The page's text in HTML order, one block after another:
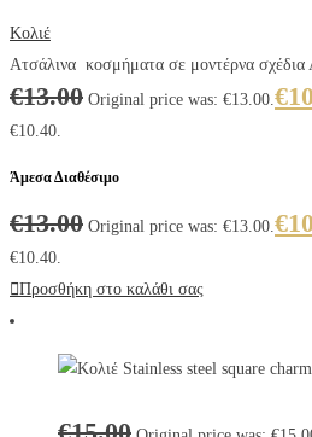
Κολιέ
Ατσάλινα κοσμήματα σε μοντέρνα σχέδια
€13.00 Original price was: €13.00.€
€10.40.
Άμεσα Διαθέσιμο
€13.00 Original price was: €13.00.€
€10.40.
Προσθήκη στο καλάθι σας